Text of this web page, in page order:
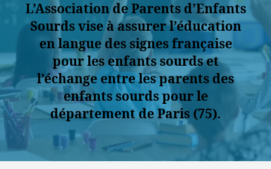
L’Association de Parents d’Enfants
Sourds vise à assurer l’éducation
en langue des signes française
pour les enfants sourds et
l’échange entre les parents des
enfants sourds pour le
département de Paris (75).